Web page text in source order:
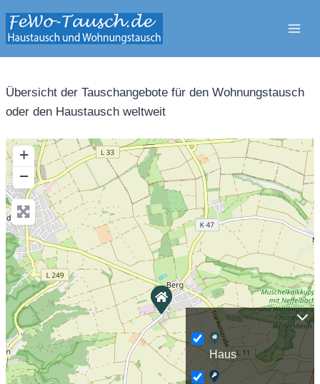
Inhalt
springen
Übersicht der Tauschangebote für den Wohnungstausch
oder den Haustausch weltweit
+
−
Haus